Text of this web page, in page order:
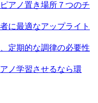
アノ置き場所７つのチ
に最適なアップライト
定期的な調律の必要性
ノ学習させるなら環